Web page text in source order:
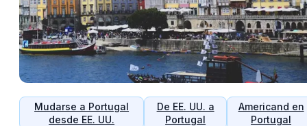
Mudarse a Portugal
desde EE. UU.
De EE. UU. a
Portugal
Americand en
Portugal